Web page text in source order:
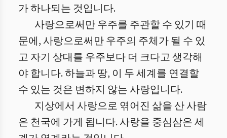
가 하나되는 것입니다.
사랑으로써만 우주를 주관할 수 있기 때
문에, 사랑으로써만 우주의 주체가 될 수 있
고 자기 상대를 우주보다 더 크다고 생각해
야 합니다. 하늘과 땅, 이 두 세계를 연결할
수 있는 것은 변하지 않는 사랑입니다.
지상에서 사랑으로 엮어진 삶을 산 사람
은 천국에 가게 됩니다. 사랑을 중심삼은 세